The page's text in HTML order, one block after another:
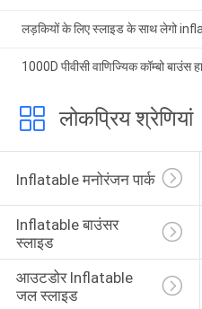
लड़कियों के लिए स्लाइड के साथ लेगो
1000D पीवीसी वाणिज्यिक कॉम्बो
लोकप्रिय श्रेणियां
Inflatable मनोरंजन पार्क
Inflatable बाउंसर
स्लाइड
आउटडोर Inflatable
जल स्लाइड